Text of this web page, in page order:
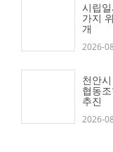
시립
가지
개
2026-
천안
협동
추진
2026-